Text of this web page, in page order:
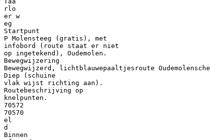
rlo
er w
eg
Startpunt
P Molensteeg (gratis), met
infobord (route staat er niet
op ingetekend), Oudemolen.
Bewegwijzering
Bewegwijzerd, lichtblauwepaaltjesroute Oudemolensche
Diep (schuine
vlak wijst richting aan).
Routebeschrijving op
knelpunten.
70572
70570
el
d
Binnen